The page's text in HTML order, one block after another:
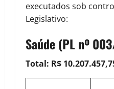
executados sob
Legislativo:
Saúde (PL nº
Total: R$